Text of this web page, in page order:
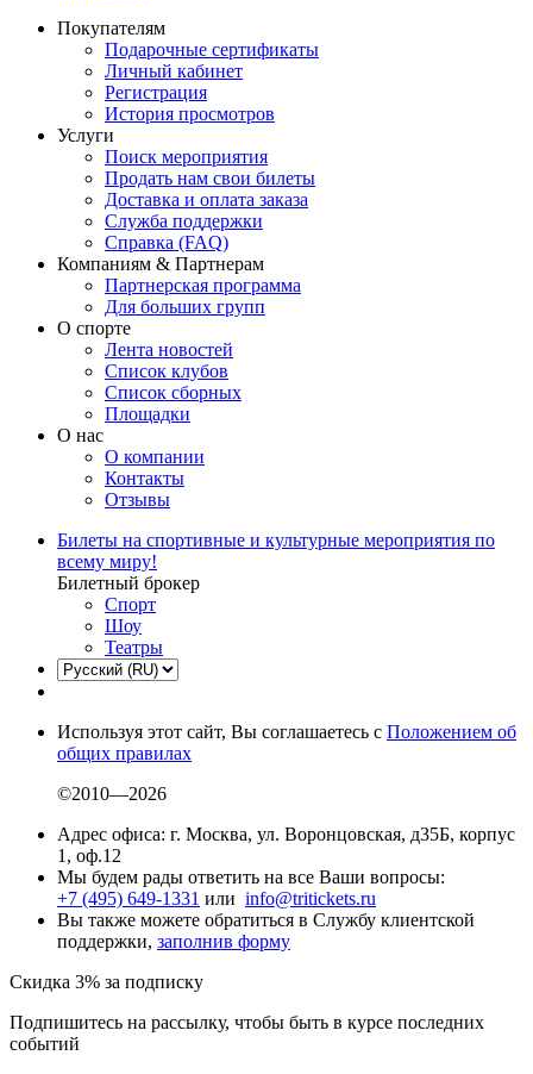
Покупателям
Подарочные сертификаты
Личный кабинет
Регистрация
История просмотров
Услуги
Поиск мероприятия
Продать нам свои билеты
Доставка и оплата заказа
Служба поддержки
Справка (FAQ)
Компаниям & Партнерам
Партнерская программа
Для больших групп
О спорте
Лента новостей
Список клубов
Список сборных
Площадки
О нас
О компании
Контакты
Отзывы
Билеты на спортивные и культурные мероприятия по
всему миру!
Билетный брокер
Спорт
Шоу
Театры
Используя этот сайт, Вы соглашаетесь с Положением об
общих правилах
©2010—2026
Адрес офиса: г. Москва, ул. Воронцовская, д35Б, корпус
1, оф.12
Мы будем рады ответить на все Ваши вопросы:
+7 (495) 649-1331 или info@tritickets.ru
Вы также можете обратиться в Службу клиентской
поддержки, заполнив форму
Скидка 3% за подписку
Подпишитесь на рассылку, чтобы быть в курсе последних
событий